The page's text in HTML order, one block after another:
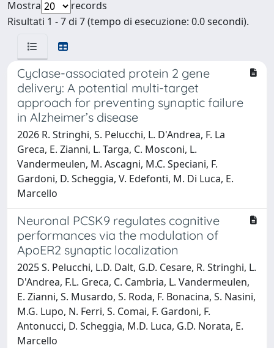
Mostra
records
Risultati 1 - 7 di 7 (tempo di esecuzione: 0.0 secondi).
Cyclase-associated protein 2 gene
delivery: A potential multi-target
approach for preventing synaptic failure
in Alzheimer’s disease
2026 R. Stringhi, S. Pelucchi, L. D'Andrea, F. La
Greca, E. Zianni, L. Targa, C. Mosconi, L.
Vandermeulen, M. Ascagni, M.C. Speciani, F.
Gardoni, D. Scheggia, V. Edefonti, M. Di Luca, E.
Marcello
Neuronal PCSK9 regulates cognitive
performances via the modulation of
ApoER2 synaptic localization
2025 S. Pelucchi, L.D. Dalt, G.D. Cesare, R. Stringhi, L.
D'Andrea, F.L. Greca, C. Cambria, L. Vandermeulen,
E. Zianni, S. Musardo, S. Roda, F. Bonacina, S. Nasini,
M.G. Lupo, N. Ferri, S. Comai, F. Gardoni, F.
Antonucci, D. Scheggia, M.D. Luca, G.D. Norata, E.
Marcello